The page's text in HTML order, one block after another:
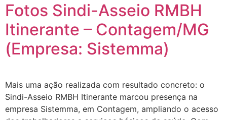
Fotos Sindi-Asseio RMBH
Itinerante – Contagem/MG
(Empresa: Sistemma)
Mais uma ação realizada com resultado concreto: o
Sindi-Asseio RMBH Itinerante marcou presença na
empresa Sistemma, em Contagem, ampliando o acesso